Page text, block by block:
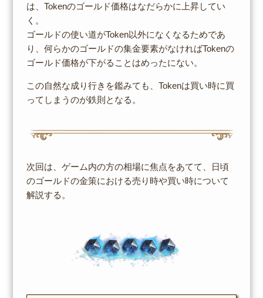
は、Tokenのゴールド価格はなだらかに上昇してい
く。
ゴールドの使い道がToken以外になくなるためであ
り、何らかのゴールドの集金要素がなければTokenの
ゴールド価格が下がることはめったにない。
この自然な成り行きを鑑みても、Tokenは買い時に買
ってしまうのが鉄則となる。
次回は、ゲーム内の方の相場に焦点をあてて、日頃
のゴールドの金策における売り時や買い時について
解説する。